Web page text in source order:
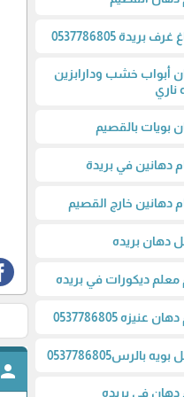
بريدة 0537786805
أبواب خشب ودارابزين
ناري
بويات بالقصيم
دهانين في بريدة
دهانين خارج القصيم
دهان بريده
معلم ديكورات في بريده
عنيزه 0537786805
بالرس0537786805
دهان في بريده
person